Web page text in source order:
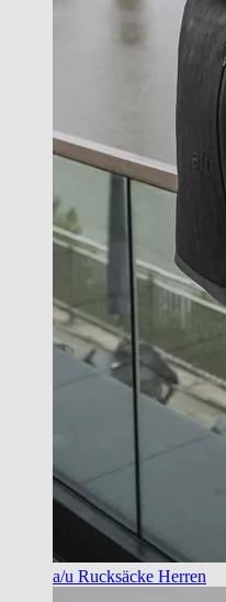
a/u Rucksäcke Herren